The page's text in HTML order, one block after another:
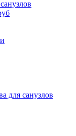
для санузлов